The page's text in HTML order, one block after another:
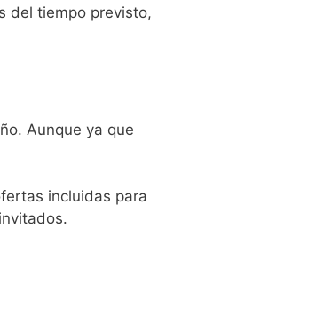
del tiempo previsto,
Aunque ya que
incluidas para